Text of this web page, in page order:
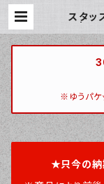
スタッ
※ゆうパケ
★只今の納